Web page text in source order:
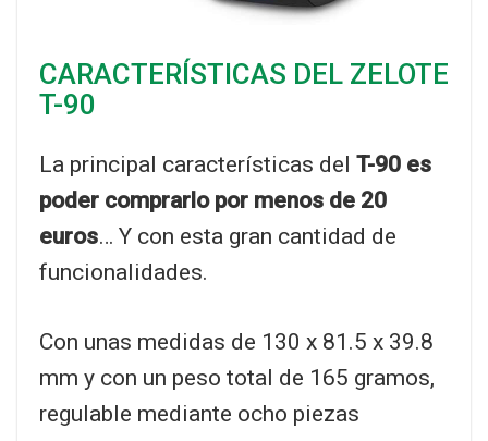
CARACTERÍSTICAS DEL ZELOTE
T-90
La principal características del T-90 es
poder comprarlo por menos de 20
euros… Y con esta gran cantidad de
funcionalidades.
Con unas medidas de 130 x 81.5 x 39.8
mm y con un peso total de 165 gramos,
regulable mediante ocho piezas